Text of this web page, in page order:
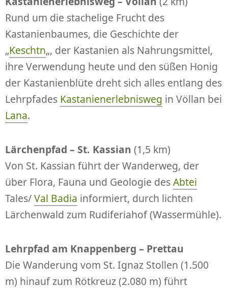
Rund um die stachelige Frucht des
Kastanienbaumes, die Geschichte der
„Keschtn„, der Kastanien als Nahrungsmittel,
ihre Verwendung heute und den süßen Honig
der Kastanienblüte dreht sich alles entlang des
Lehrpfades Kastanienerlebnisweg in Völlan bei
Lana.
Lärchenpfad – St. Kassian (1,5 km)
Von St. Kassian führt der Wanderweg, der
über Flora, Fauna und Geologie desAbtei
Tales/Val Badia informiert, durch lichten
Lärchenwald zum Rudiferiahof (Wassermühle).
Lehrpfad am Knappenberg – Prettau
Die Wanderung vom St. Ignaz Stollen (1.500
m) hinauf zum Rötkreuz (2.080 m) führt